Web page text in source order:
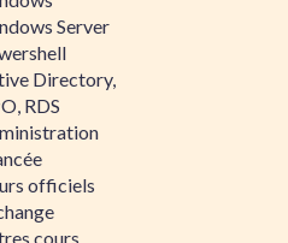
Server
Directory,
RDS
officiels
cours